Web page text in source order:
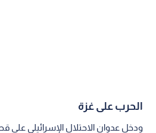
الحرب على غزة